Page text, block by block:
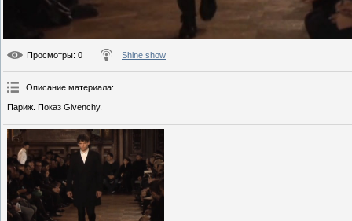
Просмотры: 0 Shine show
Описание материала:
Париж. Показ Givenchy.